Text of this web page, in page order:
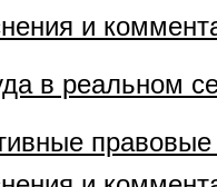
и
в реальном
правовые